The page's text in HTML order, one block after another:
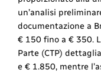
un’analisi
documentazione a
€ 150 fino a € 350.
Parte (CTP)
e € 1.850, mentre